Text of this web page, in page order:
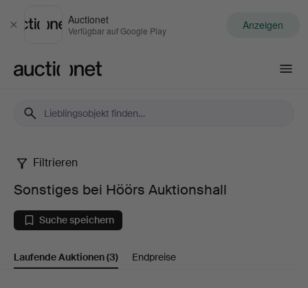
Schließen
Auctionet
Verfügbar auf Google Play Anzeigen
Sonstiges
bei
Höörs
Auktionshall
Filtrieren
Sonstiges bei Höörs Auktionshall
Suche speichern
Laufende Auktionen(3) Endpreise